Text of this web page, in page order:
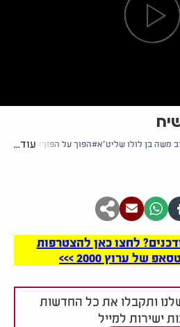
משה בן לולו שליט"א הפוך על הפוך עוד...
לחצו כאן להצטרפות
של ערוץ 2000 >>>
ותקבלו את כל החדשות
ישירות למייל